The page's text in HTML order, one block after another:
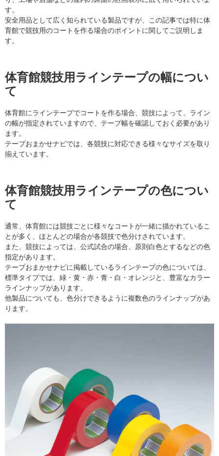
す。
安全用品として広く知られている製品ですが、この記事では特に体
育館で競技用のコートを作る場合のポイントに関してご説明しま
す。
体育館競技用ラインテープの幅につい
て
体育館にラインテープでコートを作る場合、競技によって、ライン
の幅が指定されていますので、テープ幅を確認しておく必要があり
ます。
テープおまかせナビでは、各競技に対応できる様々なサイズを取り
揃えています。
体育館競技用ラインテープの色につい
て
通常、体育館には競技ごとに様々なコートが一緒に描かれているこ
とが多く、ほとんどの場合が各競技で色分けされています。
また、競技によっては、公式試合の場合、原則白色とするなどの色
指定があります。
テープおまかせナビに掲載しているラインテープの色については、
標準タイプでは、緑・黄・赤・青・白・オレンジと、豊富なカラー
ラインナップがあります。
他製品についても、色分けできるように複数色のラインナップがあ
ります。